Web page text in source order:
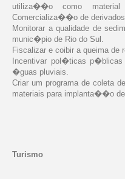
utiliza��o como
Comercializa��o de
Monitorar a qualidade de
munic�pio de Rio do Sul.
Fiscalizar e coibir a queima
Incentivar pol�ticas
�guas pluviais.
Criar um programa de coleta
materiais para implanta��o
Turismo